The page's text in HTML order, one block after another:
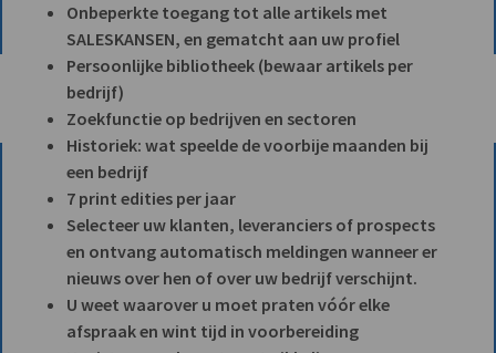
Onbeperkte toegang tot alle artikels met
SALESKANSEN, en gematcht aan uw profiel
Persoonlijke bibliotheek (bewaar artikels per
bedrijf)
Zoekfunctie op bedrijven en sectoren
Historiek: wat speelde de voorbije maanden bij
een bedrijf
7 print edities per jaar
Selecteer uw klanten, leveranciers of prospects
en ontvang automatisch meldingen wanneer er
nieuws over hen of over uw bedrijf verschijnt.
U weet waarover u moet praten vóór elke
afspraak en wint tijd in voorbereiding